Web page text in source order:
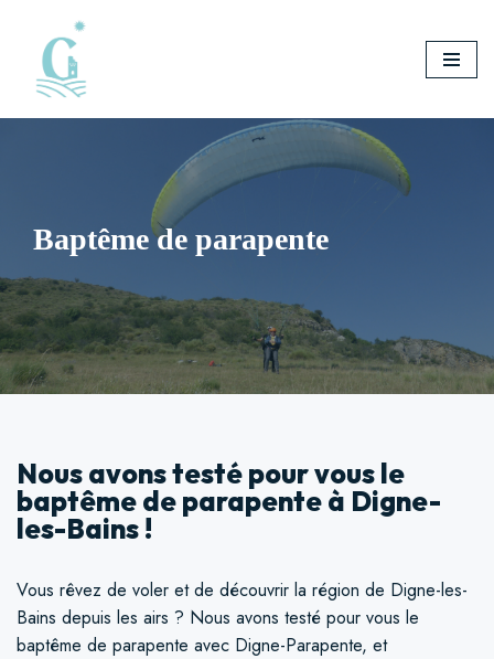
Aller
contenu
Baptême de parapente
Nous avons testé pour vous le
baptême de parapente à Digne-
les-Bains !
Vous rêvez de voler et de découvrir la région de Digne-les-
Bains depuis les airs ? Nous avons testé pour vous le
baptême de parapente avec Digne-Parapente, et